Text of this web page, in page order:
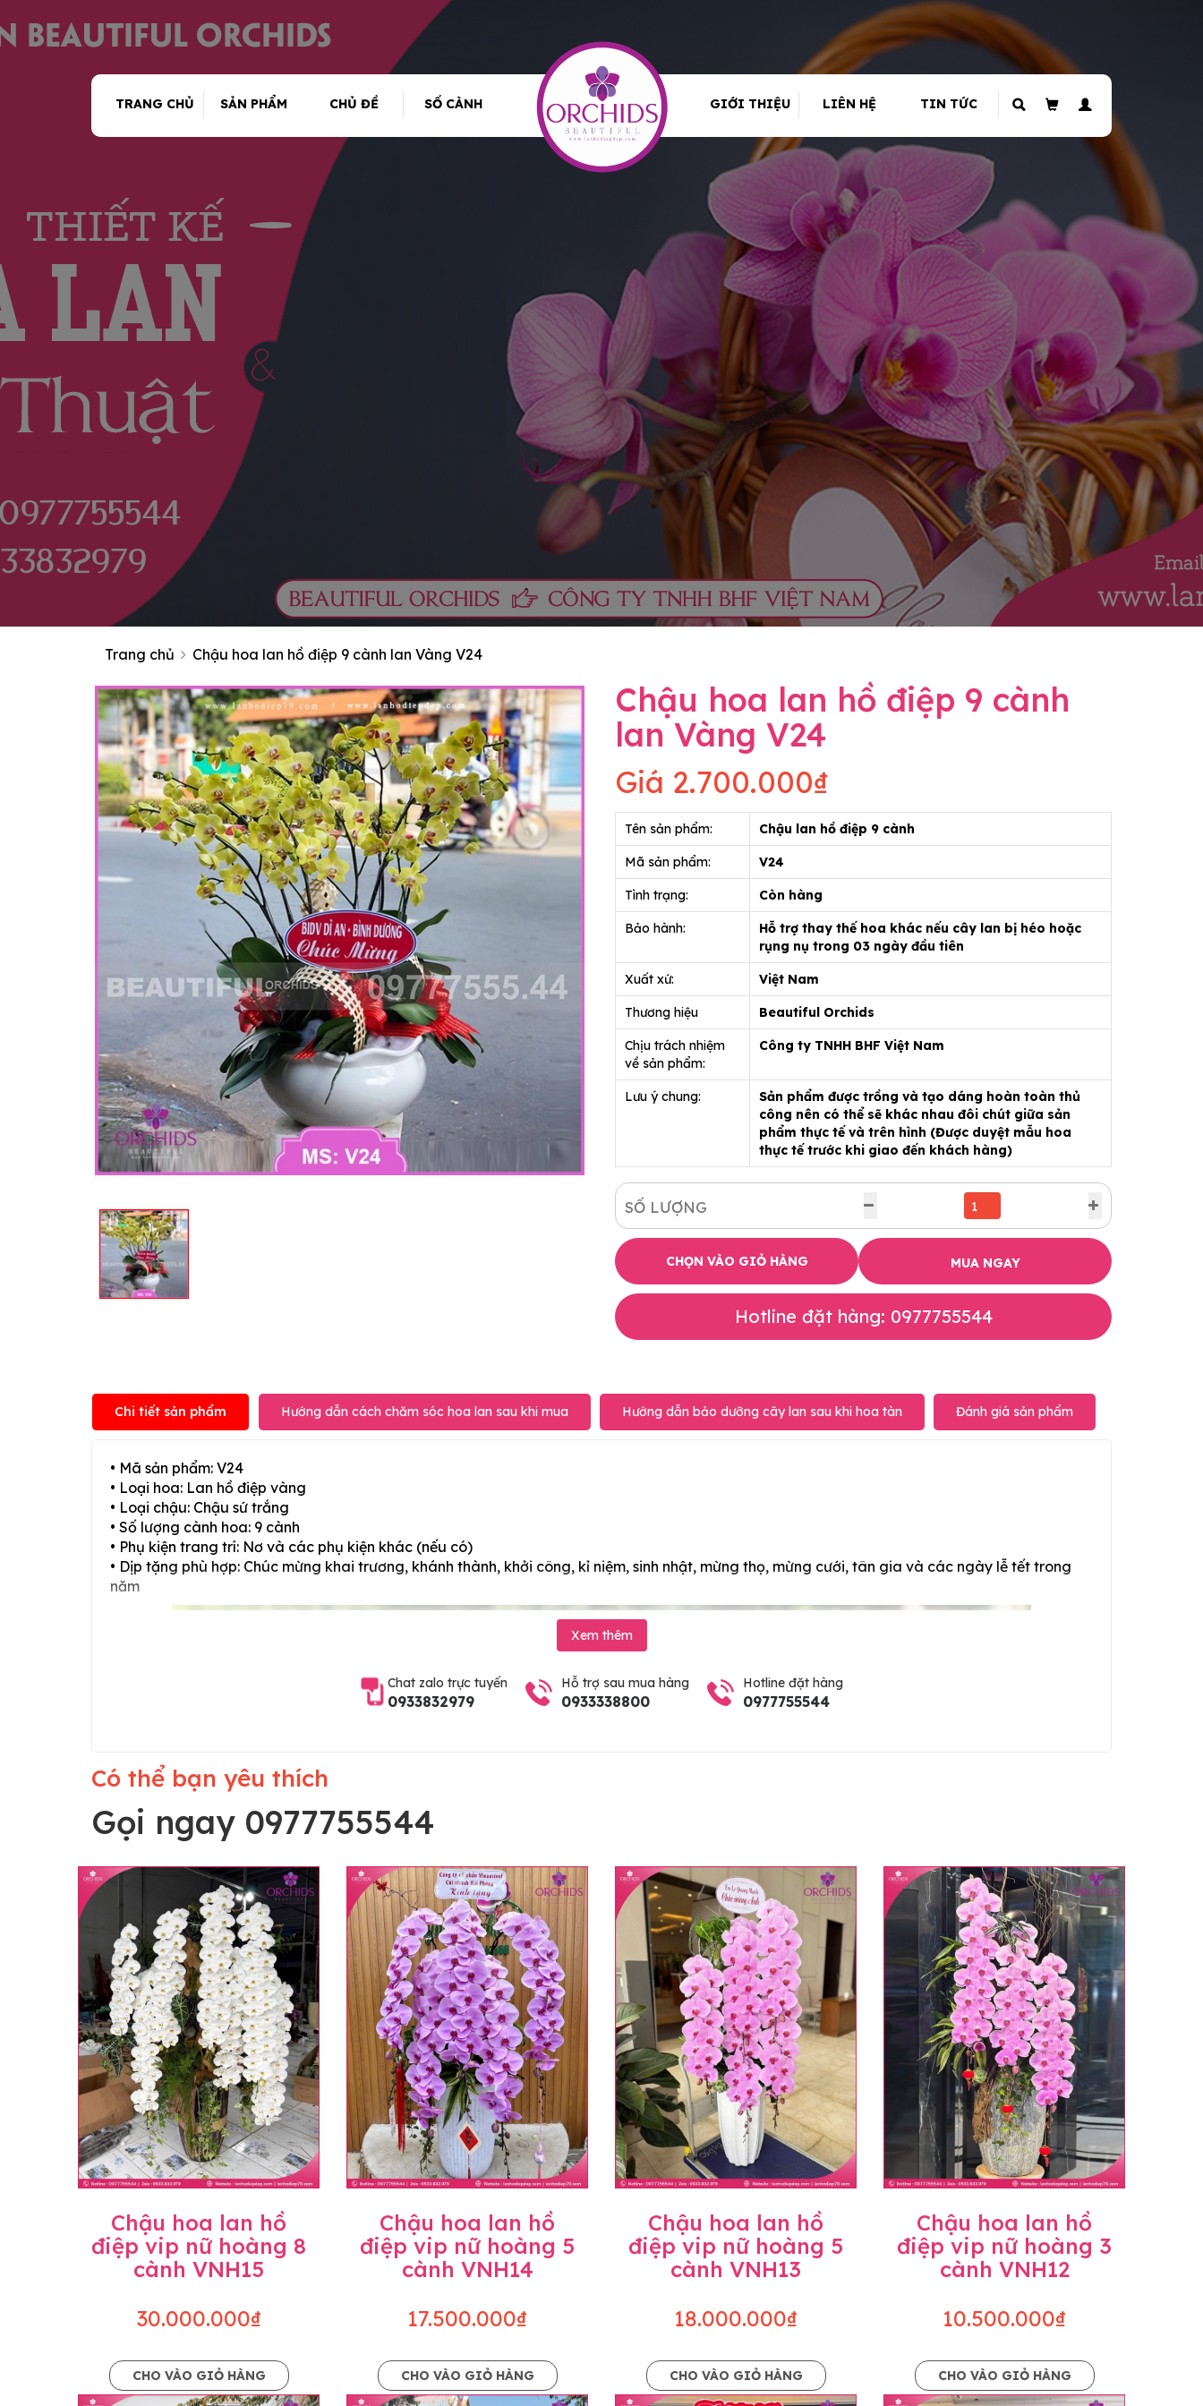
TRANG CHỦ SẢN PHẨM CHỦ ĐỀ SỐ CÀNH GIỚI THIỆU LIÊN HỆ TIN TỨC
Trang chủ Chậu hoa lan hồ điệp 9 cành lan Vàng V24
Chậu hoa lan hồ điệp 9 cành
lan Vàng V24
Giá 2.700.000₫
Tên sản phẩm: Chậu lan hồ điệp 9 cành
Mã sản phẩm: V24
Tình trạng: Còn hàng
Bảo hành:
Hỗ trợ thay thế hoa khác nếu cây lan bị héo hoặc
rụng nụ trong 03 ngày đầu tiên
Xuất xứ: Việt Nam
Thương hiệu Beautiful Orchids
Chịu trách nhiệm
về sản phẩm:
Công ty TNHH BHF Việt Nam
Lưu ý chung:
Sản phẩm được trồng và tạo dáng hoàn toàn thủ
công nên có thể sẽ khác nhau đôi chút giữa sản
phẩm thực tế và trên hình (Được duyệt mẫu hoa
thực tế trước khi giao đến khách hàng)
SỐ LƯỢNG
CHỌN VÀO GIỎ HÀNG MUA NGAY
Hotline đặt hàng: 0977755544
Chi tiết sản phẩm Hướng dẫn cách chăm sóc hoa lan sau khi mua Hướng dẫn bảo dưỡng cây lan sau khi hoa tàn Đánh giá sản phẩm
• Mã sản phẩm: V24
• Loại hoa: Lan hồ điệp vàng
• Loại chậu: Chậu sứ trắng
• Số lượng cành hoa: 9 cành
• Phụ kiện trang trí: Nơ và các phụ kiện khác (nếu có)
• Dịp tặng phù hợp: Chúc mừng khai trương, khánh thành, khởi công, kỉ niệm, sinh nhật, mừng thọ, mừng cưới, tân gia và các ngày lễ tết trong
năm
Xem thêm
Chat zalo trực tuyến
0933832979
Hỗ trợ sau mua hàng
0933338800
Hotline đặt hàng
0977755544
Có thể bạn yêu thích
Gọi ngay 0977755544
Chậu hoa lan hồ
điệp vip nữ hoàng 8
cành VNH15
30.000.000₫
CHO VÀO GIỎ HÀNG
Chậu hoa lan hồ
điệp vip nữ hoàng 5
cành VNH14
17.500.000₫
CHO VÀO GIỎ HÀNG
Chậu hoa lan hồ
điệp vip nữ hoàng 5
cành VNH13
18.000.000₫
CHO VÀO GIỎ HÀNG
Chậu hoa lan hồ
điệp vip nữ hoàng 3
cành VNH12
10.500.000₫
CHO VÀO GIỎ HÀNG